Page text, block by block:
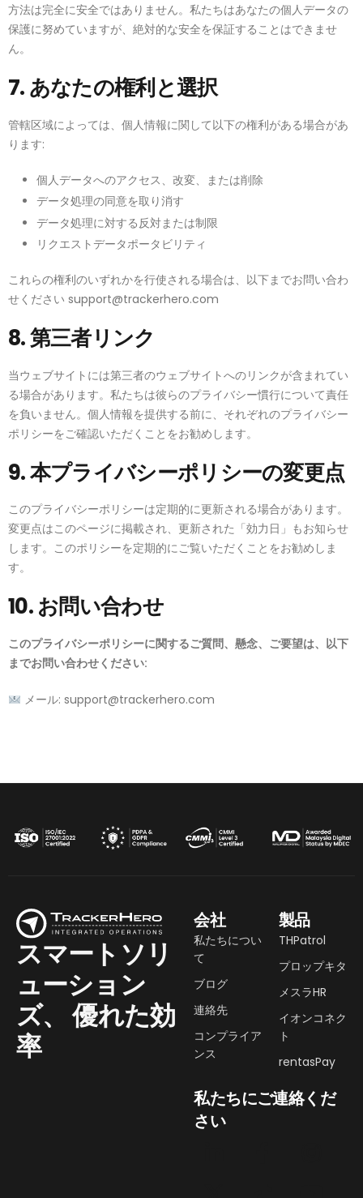
方法は完全に安全ではありません。私たちはあなたの個人データの
保護に努めていますが、絶対的な安全を保証することはできませ
ん。
7. あなたの権利と選択
管轄区域によっては、個人情報に関して以下の権利がある場合があ
ります:
個人データへのアクセス、改変、または削除
データ処理の同意を取り消す
データ処理に対する反対または制限
リクエストデータポータビリティ
これらの権利のいずれかを行使される場合は、以下までお問い合わ
せください support@trackerhero.com
8. 第三者リンク
当ウェブサイトには第三者のウェブサイトへのリンクが含まれてい
る場合があります。私たちは彼らのプライバシー慣行について責任
を負いません。個人情報を提供する前に、それぞれのプライバシー
ポリシーをご確認いただくことをお勧めします。
9. 本プライバシーポリシーの変更点
このプライバシーポリシーは定期的に更新される場合があります。
変更点はこのページに掲載され、更新された「効力日」もお知らせ
します。このポリシーを定期的にご覧いただくことをお勧めしま
す。
10. お問い合わせ
このプライバシーポリシーに関するご質問、懸念、ご要望は、以下
までお問い合わせください:
メール: support@trackerhero.com
スマートソリ
ューション
ズ、優れた効
率
会社
私たちについ
て
ブログ
連絡先
コンプライア
ンス
製品
THPatrol
プロップキタ
メスラHR
イオンコネク
ト
rentasPay
私たちにご連絡くだ
さい